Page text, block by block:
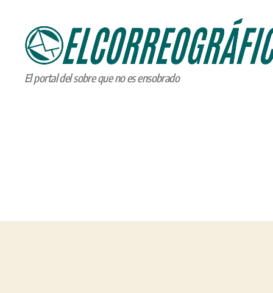
ELCORREOGRÁFICO
El portal del sobre que no es ensobrado